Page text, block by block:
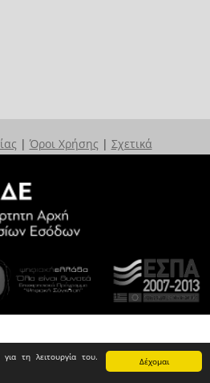
Δέχομαι
τη λειτουργία του.
| Όροι Χρήσης | Σχετικά